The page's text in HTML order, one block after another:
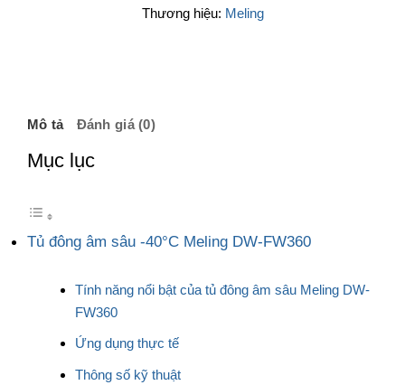
Thương hiệu: Meling
Mô tả Đánh giá (0)
Mục lục
Tủ đông âm sâu -40°C Meling DW-FW360
Tính năng nổi bật của tủ đông âm sâu Meling DW-
FW360
Ứng dụng thực tế
Thông số kỹ thuật